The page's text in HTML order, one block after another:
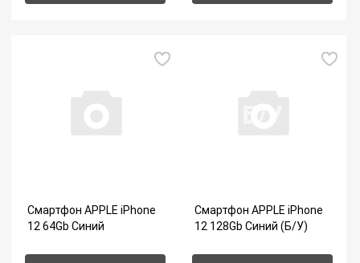
Смартфон APPLE iPhone
12 64Gb Синий
Смартфон APPLE iPhone
12 128Gb Синий (Б/У)